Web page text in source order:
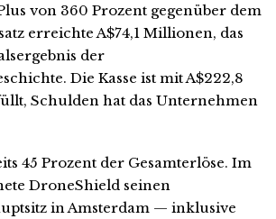
von 360 Prozent gegenüber dem
erreichte A$74,1 Millionen, das
der
Die Kasse ist mit A$222,8
Schulden hat das Unternehmen
45 Prozent der Gesamterlöse. Im
DroneShield seinen
in Amsterdam — inklusive